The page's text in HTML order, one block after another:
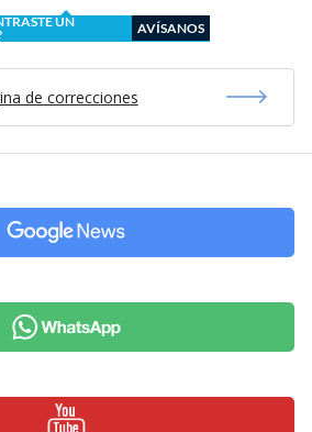
UN
AVÍSANOS
de correcciones